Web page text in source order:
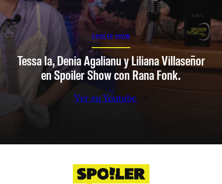
SPOILER SHOW
Tessa Ia, Denia Agalianu y Liliana Villaseñor
en Spoiler Show con Rana Fonk.
Ver en Youtube